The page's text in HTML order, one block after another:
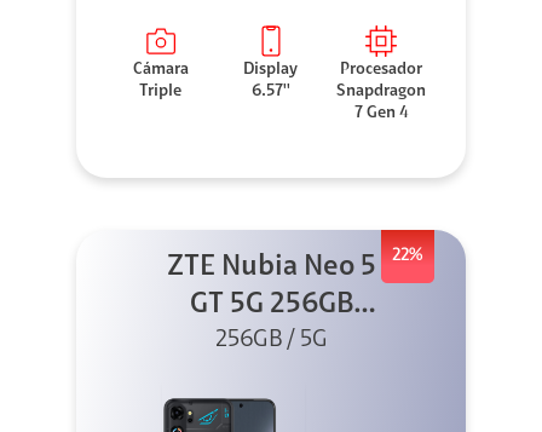
Cámara
Triple
Display
6.57''
Procesador
Snapdragon
7 Gen 4
22%
ZTE Nubia Neo 5
GT 5G 256GB
Negro + GPAD +
256GB / 5G